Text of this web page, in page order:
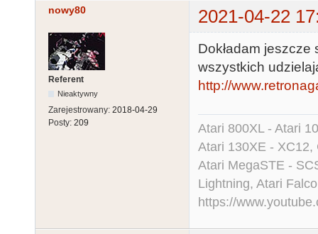
nowy80 2021-04-22
Referent
Nieaktywny
Zarejestrowany: 2018-04-29
Posty: 209
Dokładam jeszcze
wszystkich
http://
Atari 800XL - Atari
Atari 130XE - XC12,
Atari MegaSTE -
Lightning, Atari
https://